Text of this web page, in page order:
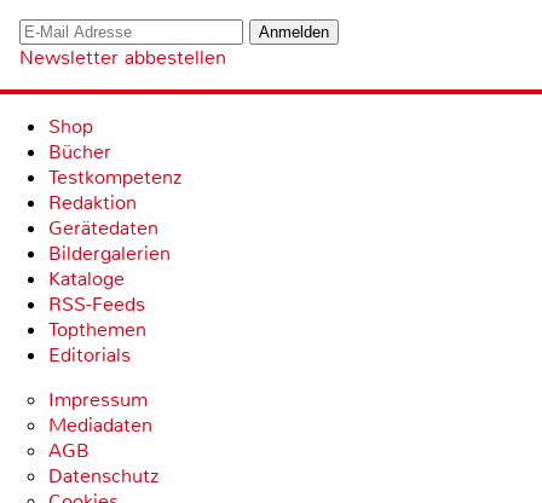
Newsletter abbestellen
Shop
Bücher
Testkompetenz
Redaktion
Gerätedaten
Bildergalerien
Kataloge
RSS-Feeds
Topthemen
Editorials
Impressum
Mediadaten
AGB
Datenschutz